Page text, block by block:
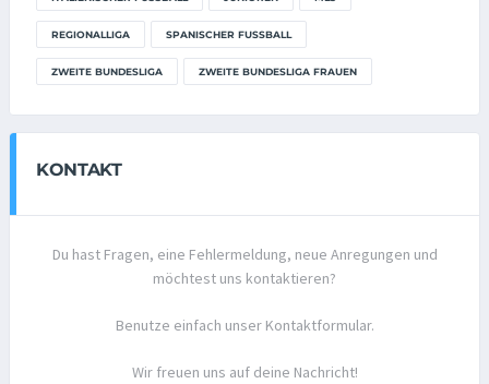
REGIONALLIGA SPANISCHER FUSSBALL
ZWEITE BUNDESLIGA ZWEITE BUNDESLIGA FRAUEN
KONTAKT
Du hast Fragen, eine Fehlermeldung, neue Anregungen und
möchtest uns kontaktieren?
Benutze einfach unser Kontaktformular.
Wir freuen uns auf deine Nachricht!